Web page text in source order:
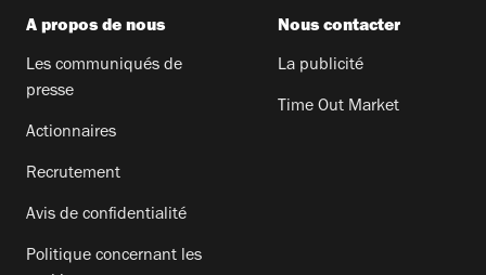
A propos de nous
Les communiqués de
presse
Actionnaires
Recrutement
Avis de confidentialité
Politique concernant les
Nous contacter
La publicité
Time Out Market